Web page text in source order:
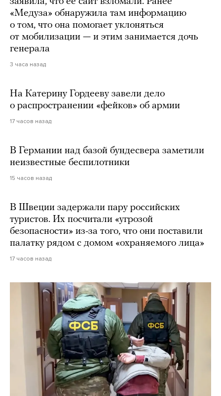
«Медуза» обнаружила там информацию
о том, что она помогает уклоняться
от мобилизации — и этим занимается дочь
генерала
3 часа назад
На Катерину Гордееву завели дело
о распространении «фейков» об армии
17 часов назад
В Германии над базой бундесвера заметили
неизвестные беспилотники
15 часов назад
В Швеции задержали пару российских
туристов. Их посчитали «угрозой
безопасности» из-за того, что они поставили
палатку рядом с домом «охраняемого лица»
17 часов назад